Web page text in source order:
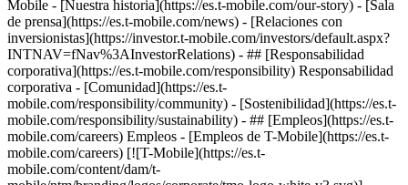
Mobile - [Nuestra historia](https://es.t-mobile.com/our-story) - [Sala
de prensa](https://es.t-mobile.com/news) - [Relaciones con
inversionistas](https://investor.t-mobile.com/investors/default.aspx?
INTNAV=fNav%3AInvestorRelations) - ## [Responsabilidad
corporativa](https://es.t-mobile.com/responsibility) Responsabilidad
corporativa - [Comunidad](https://es.t-
mobile.com/responsibility/community) - [Sostenibilidad](https://es.t-
mobile.com/responsibility/sustainability) - ## [Empleos](https://es.t-
mobile.com/careers) Empleos - [Empleos de T-Mobile](https://es.t-
mobile.com/careers) [![T-Mobile](https://es.t-
mobile.com/content/dam/t-